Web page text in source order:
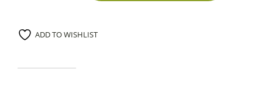
ADD TO WISHLIST